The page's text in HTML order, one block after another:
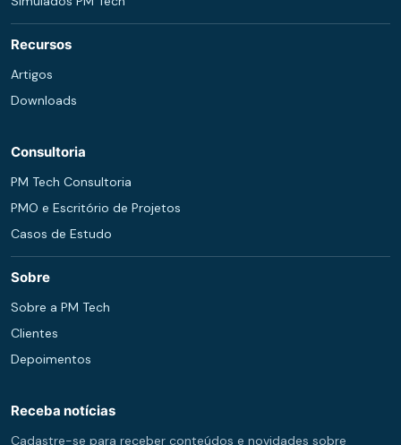
Recursos
Artigos
Downloads
Consultoria
PM Tech Consultoria
PMO e Escritório de Projetos
Casos de Estudo
Sobre
Sobre a PM Tech
Clientes
Depoimentos
Receba notícias
Cadastre-se para receber conteúdos e novidades sobre